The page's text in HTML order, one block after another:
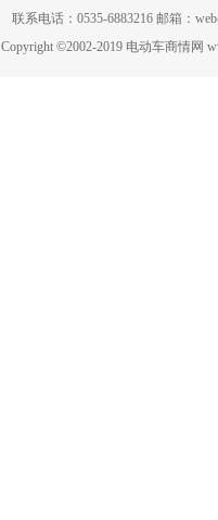
联系电话：0535-6883216 邮箱：
Copyright ©2002-2019 电动车商情网